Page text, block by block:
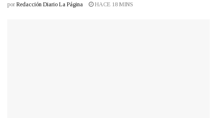
por Redacción Diario La Página HACE 18 MINS